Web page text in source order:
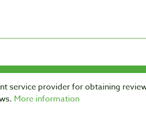
service provider for obtaining
More information